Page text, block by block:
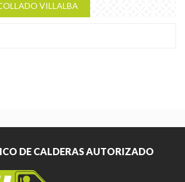
VILLALBA
DE CALDERAS AUTORIZADO